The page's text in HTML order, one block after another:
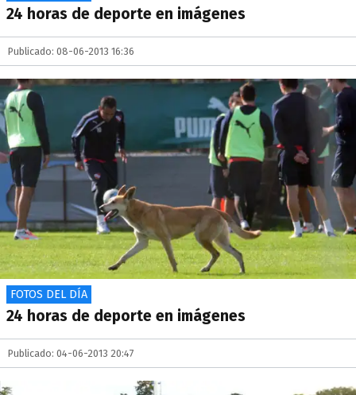
24 horas de deporte en imágenes
Publicado: 08-06-2013 16:36
FOTOS DEL DÍA
24 horas de deporte en imágenes
Publicado: 04-06-2013 20:47